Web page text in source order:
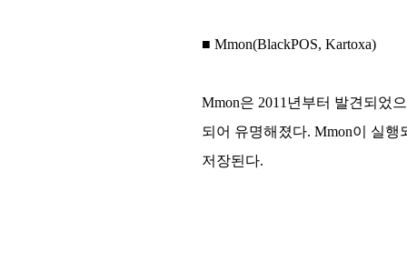
■ Mmon(BlackPOS, Kartoxa)
Mmon은 2011년부터 발견되었
되어 유명해졌다. Mmon이 실
저장된다.